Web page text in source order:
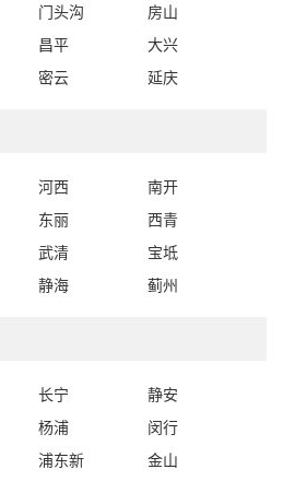
门头沟
房山
昌平
大兴
密云 延庆
河西
南开
东丽
西青
武清
宝坻
静海 蓟州
长宁
静安
杨浦
闵行
浦东新
金山